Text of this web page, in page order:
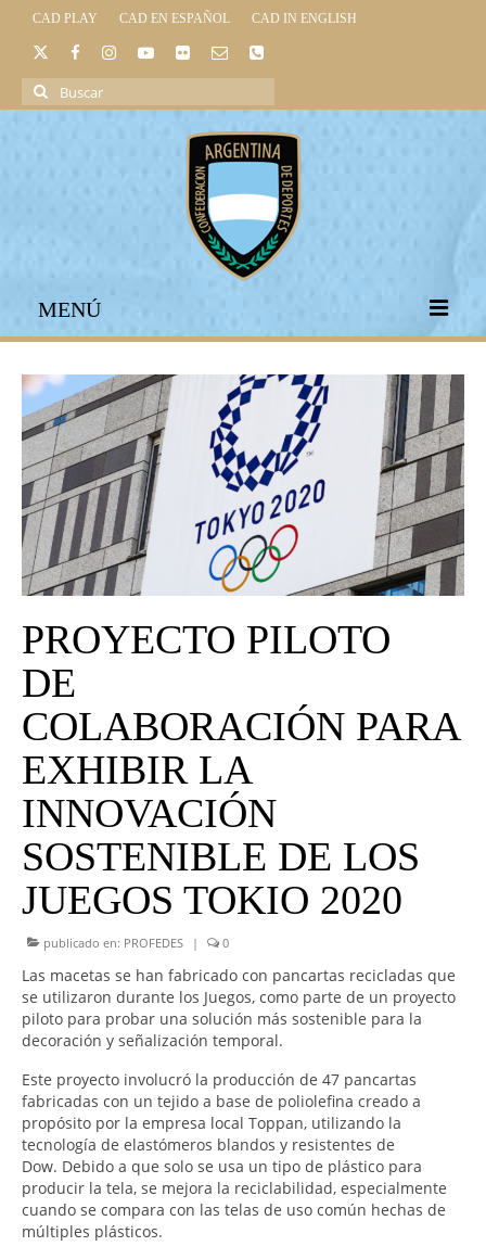
CAD PLAY CAD EN ESPAÑOL CAD IN ENGLISH
Buscar
por:
MENÚ
INICIO
INSTITUCIONAL
LEGISLACIÓN DEPORTIVA
UNIVERSO CAD
NOTICIAS
CAD MEDIA
CAD FEDERAL
PROYECTO PILOTO
DE
COLABORACIÓN PARA
EXHIBIR LA
INNOVACIÓN
SOSTENIBLE DE LOS
JUEGOS TOKIO 2020
publicado en: PROFEDES | 0
Las macetas se han fabricado con pancartas recicladas que
se utilizaron durante los Juegos, como parte de un proyecto
piloto para probar una solución más sostenible para la
decoración y señalización temporal.
Este proyecto involucró la producción de 47 pancartas
fabricadas con un tejido a base de poliolefina creado a
propósito por la empresa local Toppan, utilizando la
tecnología de elastómeros blandos y resistentes de
Dow. Debido a que solo se usa un tipo de plástico para
producir la tela, se mejora la reciclabilidad, especialmente
cuando se compara con las telas de uso común hechas de
múltiples plásticos.